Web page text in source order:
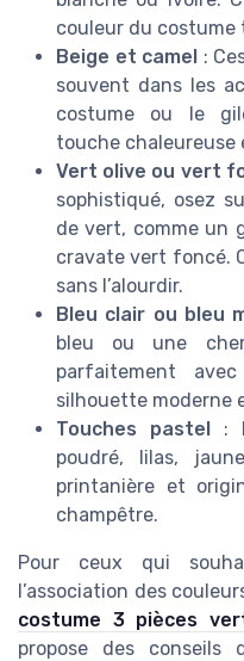
couleur du costume
Beige et camel :
souvent dans les
costume ou le
touche chaleureuse
Vert olive ou vert
sophistiqué, osez
de vert, comme un
cravate vert foncé.
sans l’alourdir.
Bleu clair ou bleu
bleu ou une
parfaitement
silhouette moderne
Touches pastel :
poudré, lilas,
printanière et
champêtre.
Pour ceux qui
l’association des
costume 3 pièces
propose des conseils